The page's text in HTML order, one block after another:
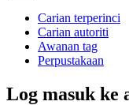
Carian terperinci
Carian autoriti
Awanan tag
Perpustakaan
Log masuk ke